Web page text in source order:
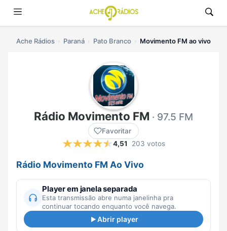
Ache Rádios Paraná Pato Branco Movimento FM ao vivo
Rádio Movimento FM · 97.5 FM
Favoritar
4,51
203 votos
Rádio Movimento FM Ao Vivo
Player em janela separada
Esta transmissão abre numa janelinha pra
continuar tocando enquanto você navega.
Abrir player